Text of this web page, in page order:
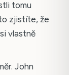
tomu
zjistíte, že
vlastně
John